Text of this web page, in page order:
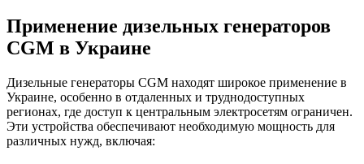
Применение дизельных генераторов
CGM в Украине
Дизельные генераторы CGM находят широкое применение в
Украине, особенно в отдаленных и труднодоступных
регионах, где доступ к центральным электросетям ограничен.
Эти устройства обеспечивают необходимую мощность для
различных нужд, включая: